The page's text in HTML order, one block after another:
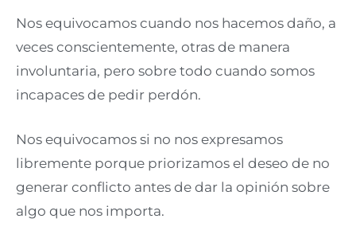
Nos equivocamos cuando nos hacemos daño, a
veces conscientemente, otras de manera
involuntaria, pero sobre todo cuando somos
incapaces de pedir perdón.
Nos equivocamos si no nos expresamos
libremente porque priorizamos el deseo de no
generar conflicto antes de dar la opinión sobre
algo que nos importa.